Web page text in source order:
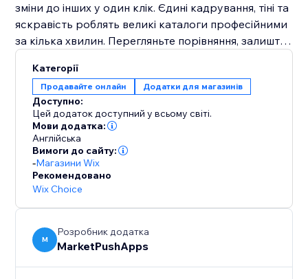
зміни до інших у один клік. Єдині кадрування, тіні та
яскравість роблять великі каталоги професійними
за кілька хвилин. Перегляньте порівняння, залиште
своїх списках — без завантажень чи навичок
дизайну.
AI Product Images забезпечує професійні візуали,
більше довіри та вищу конверсію — усе завдяки AI.
Категорії
Продавайте онлайн Додатки для магазинів
Доступно:
Цей додаток доступний у всьому світі.
Мови додатка:
Англійська
Вимоги до сайту:
-Магазини Wix
Рекомендовано
Wix Choice
M
Розробник додатка
MarketPushApps